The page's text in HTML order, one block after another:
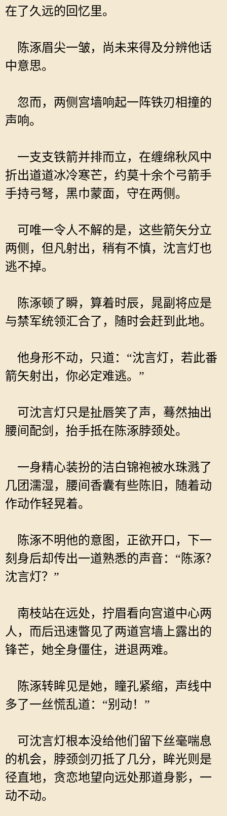
在了久远的回忆里。
陈涿眉尖一皱，尚未来得及分辨他话
中意思。
忽而，两侧宫墙响起一阵铁刃相撞的
声响。
一支支铁箭并排而立，在缠绵秋风中
折出道道冰冷寒芒，约莫十余个弓箭手
手持弓弩，黑巾蒙面，守在两侧。
可唯一令人不解的是，这些箭矢分立
两侧，但凡射出，稍有不慎，沈言灯也
逃不掉。
陈涿顿了瞬，算着时辰，晁副将应是
与禁军统领汇合了，随时会赶到此地。
他身形不动，只道：“沈言灯，若此番
箭矢射出，你必定难逃。”
可沈言灯只是扯唇笑了声，蓦然抽出
腰间配剑，抬手抵在陈涿脖颈处。
一身精心装扮的洁白锦袍被水珠溅了
几团濡湿，腰间香囊有些陈旧，随着动
作动作轻晃着。
陈涿不明他的意图，正欲开口，下一
刻身后却传出一道熟悉的声音：“陈涿？
沈言灯？”
南枝站在远处，拧眉看向宫道中心两
人，而后迅速瞥见了两道宫墙上露出的
锋芒，她全身僵住，进退两难。
陈涿转眸见是她，瞳孔紧缩，声线中
多了一丝慌乱道：“别动！”
可沈言灯根本没给他们留下丝毫喘息
的机会，脖颈剑刃抵了几分，眸光则是
径直地，贪恋地望向远处那道身影，一
动不动。